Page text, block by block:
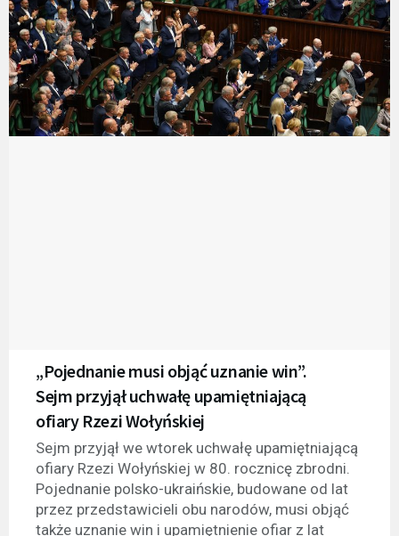
„Pojednanie musi objąć uznanie win”.
Sejm przyjął uchwałę upamiętniającą
ofiary Rzezi Wołyńskiej
Sejm przyjął we wtorek uchwałę upamiętniającą
ofiary Rzezi Wołyńskiej w 80. rocznicę zbrodni.
Pojednanie polsko-ukraińskie, budowane od lat
przez przedstawicieli obu narodów, musi objąć
także uznanie win i upamiętnienie ofiar z lat